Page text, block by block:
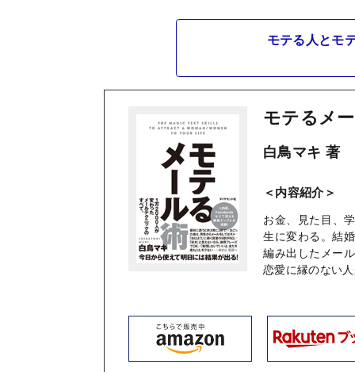
モテる人とモ
モテるメ
白鳥マキ 著
＜内容紹介＞
お金、見た目、
生に変わる。結
編み出したメー
恋愛に縁のない